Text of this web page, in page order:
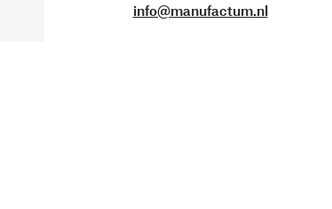
info@manufactum.nl